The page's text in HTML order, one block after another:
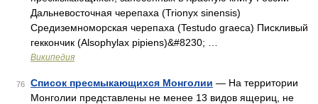
Дальневосточная черепаха (Trionyx sinensis)
Средиземноморская черепаха (Testudo graeca) Пискливый
геккончик (Alsophylax pipiens)&#8230; …
Википедия
76 Список пресмыкающихся Монголии — На территории
Монголии представлены не менее 13 видов ящериц, не